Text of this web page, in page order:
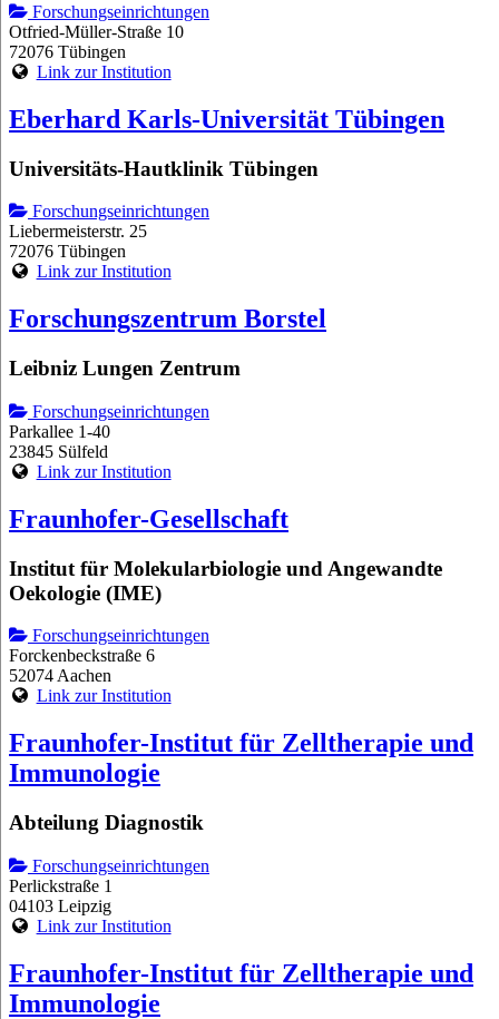
Forschungseinrichtungen
Otfried-Müller-Straße 10
72076 Tübingen
Link zur Institution
Eberhard Karls-Universität Tübingen
Universitäts-Hautklinik Tübingen
Forschungseinrichtungen
Liebermeisterstr. 25
72076 Tübingen
Link zur Institution
Forschungszentrum Borstel
Leibniz Lungen Zentrum
Forschungseinrichtungen
Parkallee 1-40
23845 Sülfeld
Link zur Institution
Fraunhofer-Gesellschaft
Institut für Molekularbiologie und Angewandte
Oekologie (IME)
Forschungseinrichtungen
Forckenbeckstraße 6
52074 Aachen
Link zur Institution
Fraunhofer-Institut für Zelltherapie und
Immunologie
Abteilung Diagnostik
Forschungseinrichtungen
Perlickstraße 1
04103 Leipzig
Link zur Institution
Fraunhofer-Institut für Zelltherapie und
Immunologie